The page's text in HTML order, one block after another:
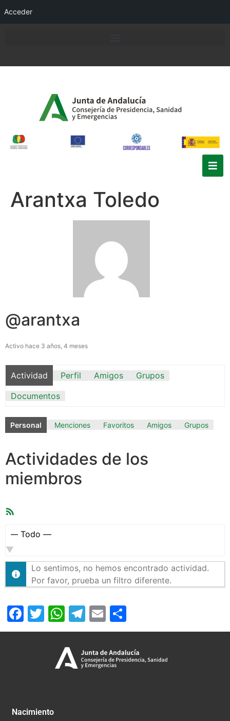
Acceder
Arantxa Toledo
@arantxa
Activo hace 3 años, 4 meses
Actividad Perfil Amigos
Grupos
Documentos
Personal Menciones Favoritos Amigos Grupos
Actividades de los
miembros
Mostrar:
Lo sentimos, no hemos encontrado actividad.
Por favor, prueba un filtro diferente.
Facebook
Twitter
WhatsApp
Telegram
Email
Nacimiento